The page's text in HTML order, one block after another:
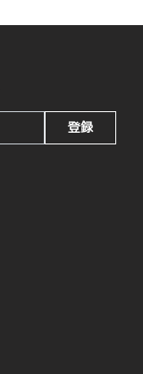
登録